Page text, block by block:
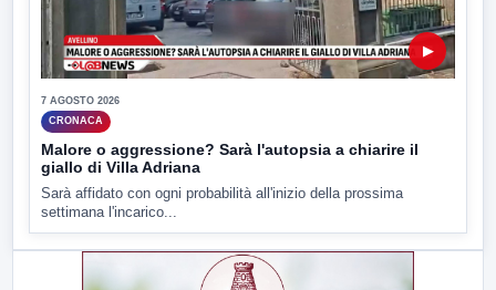
▶
7 AGOSTO 2026
CRONACA
Malore o aggressione? Sarà l'autopsia a chiarire il
giallo di Villa Adriana
Sarà affidato con ogni probabilità all'inizio della prossima
settimana l'incarico...